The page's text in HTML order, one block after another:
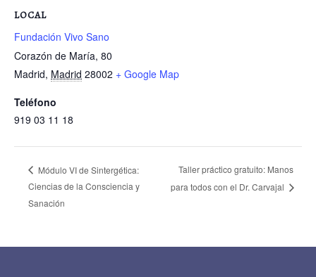
LOCAL
Fundación Vivo Sano
Corazón de María, 80
Madrid, Madrid 28002 + Google Map
Teléfono
919 03 11 18
Módulo VI de Sintergética:
Ciencias de la Consciencia y
Sanación
Taller práctico gratuito: Manos
para todos con el Dr. Carvajal